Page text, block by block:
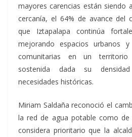
mayores carencias están siendo
cercanía, el 64% de avance del
que Iztapalapa continúa
mejorando espacios urbanos y
comunitarias en un
sostenida dada su
necesidades históricas.
Miriam Saldaña reconoció el
la red de agua potable como
considera prioritario que la